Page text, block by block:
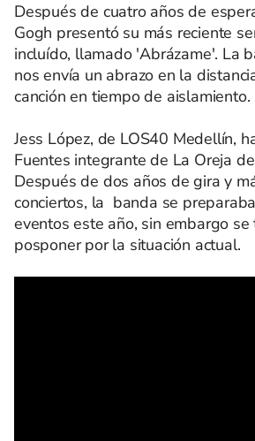
Después de cuatro años de
Gogh presentó su más reciente
incluído, llamado 'Abrázame'. La
nos envía un abrazo en la
canción en tiempo de aislamiento.
Jess López, de LOS40 Medellín,
Fuentes integrante de La Oreja
Después de dos años de gira y
conciertos, la banda se
eventos este año, sin embargo se
posponer por la situación actual.